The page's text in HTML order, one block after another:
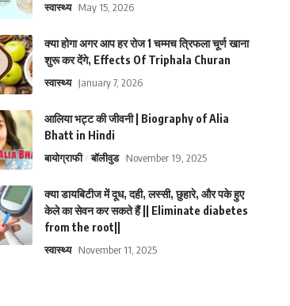
स्वास्थ्य May 15, 2026
क्या होगा अगर आप हर रोज 1 चम्मच त्रिफला चूर्ण खाना
शुरू कर देंगे, Effects Of Triphala Churan
स्वास्थ्य January 7, 2026
आलिया भट्ट की जीवनी | Biography of Alia
Bhatt in Hindi
बायोग्राफी बॉलीवुड November 19, 2025
क्या डायबिटीज में दूध, दही, लस्सी, छुहारे, और पके हुए
केले का सेवन कर सकते हैं || Eliminate diabetes
from the root||
स्वास्थ्य November 11, 2025